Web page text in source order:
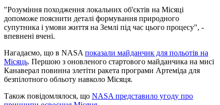
"Розуміння походження локальних об'єктів на Місяці
допоможе пояснити деталі формування природного
супутника і умови життя на Землі під час цього процесу", -
впевнені вчені.
Нагадаємо, що в NASA показали майданчик для польотів на
Місяць. Першою з оновленого стартового майданчика на мисі
Канаверал повинна злетіти ракета програми Артеміда для
безпілотного обльоту навколо Місяця.
Також повідомлялося, що NASA представило угоду про